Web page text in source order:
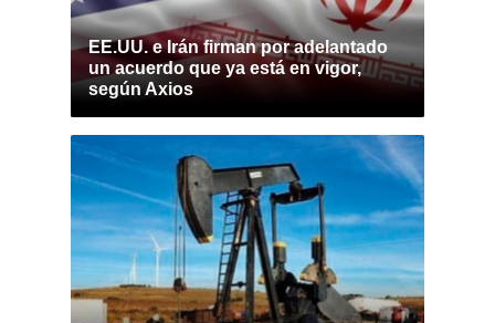
EE.UU. e Irán firman por adelantado
un acuerdo que ya está en vigor,
según Axios